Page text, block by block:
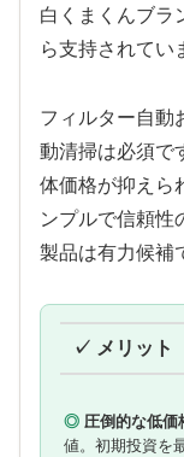
白くまくんブラ
ら支持されてい
フィルター自動
動清掃は必須で
体価格が抑えら
ンプルで信頼性
製品は有力候補
✓ メリット
圧倒的な低価
値。初期投資を